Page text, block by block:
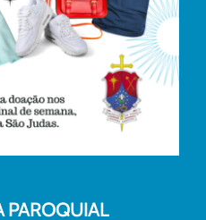
PAROQUIAL